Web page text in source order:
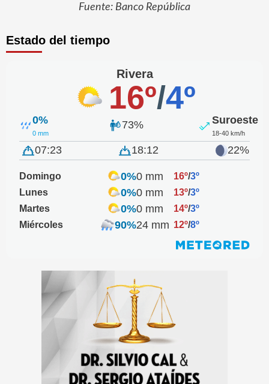
Fuente: Banco República
Estado del tiempo
Rivera
16º/4º
0%
0 mm
73% Suroeste
18-40 km/h
07:23 18:12 22%
Domingo 0%0 mm 16º/3º
Lunes
0%0 mm 13º/3º
Martes
0%0 mm 14º/3º
Miércoles
90%24 mm 12º/8º